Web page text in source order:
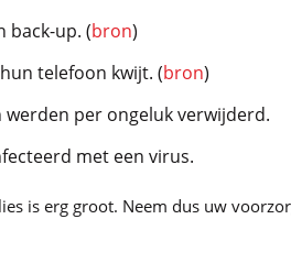
back-up. (bron)
telefoon kwijt. (bron)
per ongeluk verwijderd.
met een virus.
is erg groot. Neem dus uw